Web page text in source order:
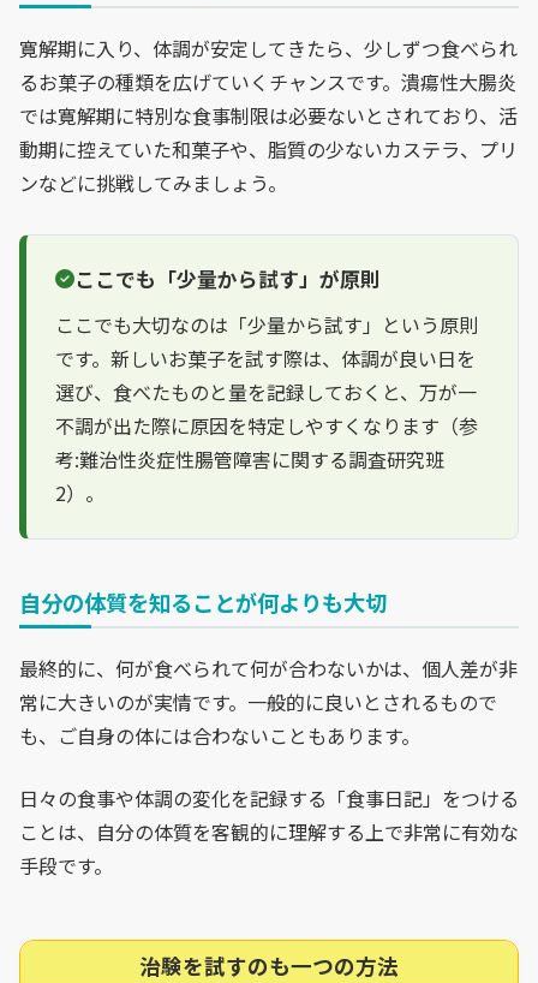
寛解期に入り、体調が安定してきたら、少しずつ食べられ
るお菓子の種類を広げていくチャンスです。潰瘍性大腸炎
では寛解期に特別な食事制限は必要ないとされており、活
動期に控えていた和菓子や、脂質の少ないカステラ、プリ
ンなどに挑戦してみましょう。
ここでも「少量から試す」が原則
ここでも大切なのは「少量から試す」という原則
です。新しいお菓子を試す際は、体調が良い日を
選び、食べたものと量を記録しておくと、万が一
不調が出た際に原因を特定しやすくなります（参
考:難治性炎症性腸管障害に関する調査研究班
2）。
自分の体質を知ることが何よりも大切
最終的に、何が食べられて何が合わないかは、個人差が非
常に大きいのが実情です。一般的に良いとされるもので
も、ご自身の体には合わないこともあります。
日々の食事や体調の変化を記録する「食事日記」をつける
ことは、自分の体質を客観的に理解する上で非常に有効な
手段です。
治験を試すのも一つの方法